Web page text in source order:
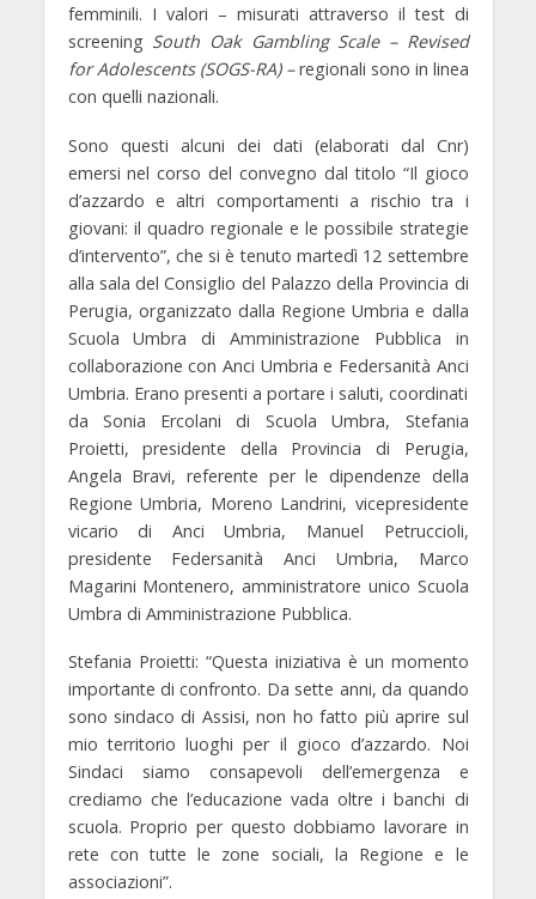
femminili. I valori – misurati attraverso il test di
screening South Oak Gambling Scale – Revised
for Adolescents (SOGS-RA) –regionali sono in linea
con quelli nazionali.
Sono questi alcuni dei dati (elaborati dal Cnr)
emersi nel corso del convegno dal titolo “Il gioco
d’azzardo e altri comportamenti a rischio tra i
giovani: il quadro regionale e le possibile strategie
d’intervento”, che si è tenuto martedì 12 settembre
alla sala del Consiglio del Palazzo della Provincia di
Perugia, organizzato dalla Regione Umbria e dalla
Scuola Umbra di Amministrazione Pubblica in
collaborazione con Anci Umbria e Federsanità Anci
Umbria. Erano presenti a portare i saluti, coordinati
da Sonia Ercolani di Scuola Umbra, Stefania
Proietti,presidente della Provincia di Perugia,
Angela Bravi, referente per le dipendenze della
Regione Umbria, Moreno Landrini, vicepresidente
vicario di Anci Umbria, Manuel Petruccioli,
presidente Federsanità Anci Umbria, Marco
Magarini Montenero, amministratore unico Scuola
Umbra di Amministrazione Pubblica.
Stefania Proietti: “Questa iniziativa è un momento
importante di confronto. Da sette anni, da quando
sono sindaco di Assisi, non ho fatto più aprire sul
mio territorio luoghi per il gioco d’azzardo. Noi
Sindaci siamo consapevoli dell’emergenza e
crediamo che l’educazione vada oltre i banchi di
scuola. Proprio per questo dobbiamo lavorare in
rete con tutte le zone sociali, la Regione e le
associazioni”.